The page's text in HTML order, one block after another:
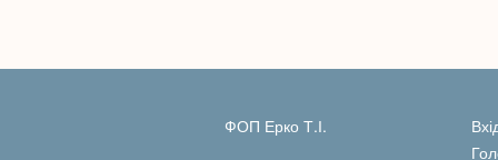
ФОП Ерко Т.І.